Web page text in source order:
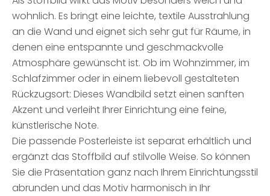
wohnlich. Es bringt eine leichte, textile Ausstrahlung
an die Wand und eignet sich sehr gut für Räume, in
denen eine entspannte und geschmackvolle
Atmosphäre gewünscht ist. Ob im Wohnzimmer, im
Schlafzimmer oder in einem liebevoll gestalteten
Rückzugsort: Dieses Wandbild setzt einen sanften
Akzent und verleiht Ihrer Einrichtung eine feine,
künstlerische Note.
Die passende Posterleiste ist separat erhältlich und
ergänzt das Stoffbild auf stilvolle Weise. So können
Sie die Präsentation ganz nach Ihrem Einrichtungsstil
abrunden und das Motiv harmonisch in Ihr